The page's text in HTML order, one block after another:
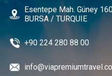
Esentepe Mah. Güney
BURSA / TURQUIE
+90 224 280 88 00